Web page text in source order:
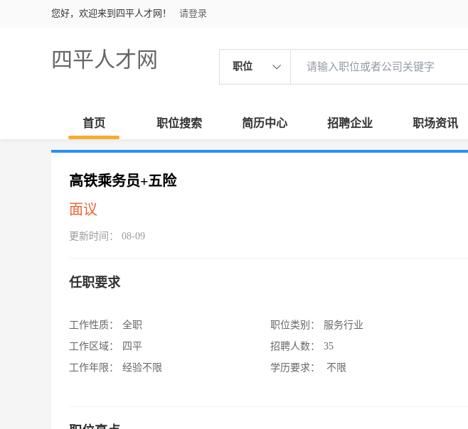
您好，欢迎来到四平人才网！ 请登录
四平人才网 职位
首页 职位搜索 简历中心 招聘企业 职场资讯
高铁乘务员+五险
面议
更新时间： 08-09
任职要求
工作性质：
全职
工作区域：
四平
工作年限：
经验不限
职位类别：
服务行业
招聘人数：
35
学历要求：
不限